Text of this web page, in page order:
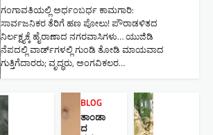
ಗಂಗಾವತಿಯಲ್ಲಿ ಅರ್ಧಂಬರ್ಧ ಕಾಮಗಾರಿ:
ಸಾರ್ವಜನಿಕರ ತೆರಿಗೆ ಹಣ ಪೋಲು! ಪೌರಾಡಳಿತದ
ನಿರ್ಲಕ್ಷ್ಯಕ್ಕೆ ಹೈರಾಣಾದ ನಗರವಾಸಿಗಳು​… ಯುಜಿಡಿ
ನೆಪದಲ್ಲಿ ವಾರ್ಡ್‌ಗಳಲ್ಲಿ ಗುಂಡಿ ತೋಡಿ ಮಾಯವಾದ
ಗುತ್ತಿಗೆದಾರರು; ವೃದ್ಧರು, ಅಂಗವಿಕಲರ…
BLOG
ತಾಂಡಾ
ದ